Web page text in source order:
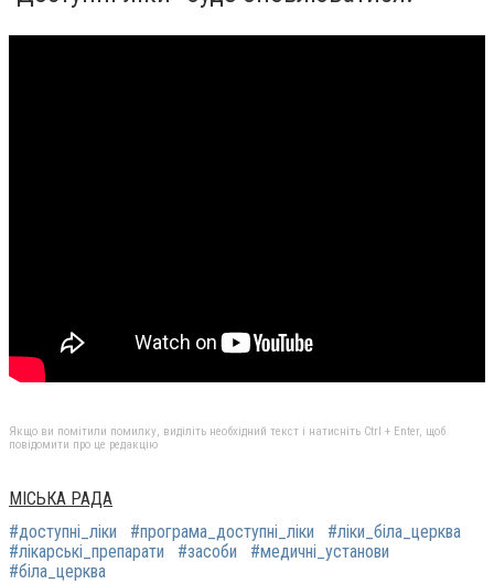
Якщо ви помітили помилку, виділіть необхідний текст і натисніть Ctrl + Enter, щоб
повідомити про це редакцію
МІСЬКА РАДА
#доступні_ліки
#програма_доступні_ліки
#ліки_біла_церква
#лікарські_препарати
#засоби
#медичні_установи
#біла_церква